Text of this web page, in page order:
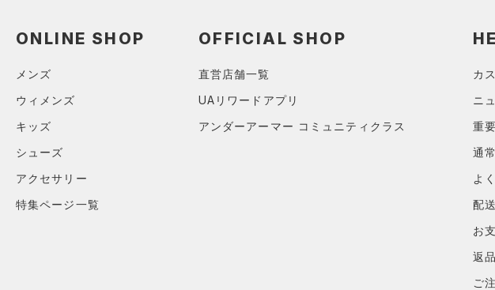
ジャケット
ONLINE SHOP
メンズ
ウィメンズ
キッズ
シューズ
アクセサリー
特集ページ一覧
OFFICIAL SHOP
直営店舗一覧
UAリワードアプリ
アンダーアーマー コミュニティクラス
カ
ニ
重
通
よ
配
お
返
ご